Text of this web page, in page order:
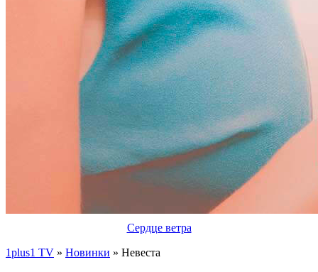
Сердце ветра
1plus1 TV » Новинки » Невеста